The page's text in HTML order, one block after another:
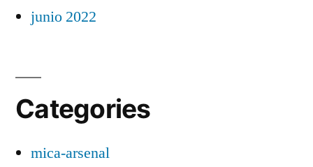
junio 2022
Categories
mica-arsenal